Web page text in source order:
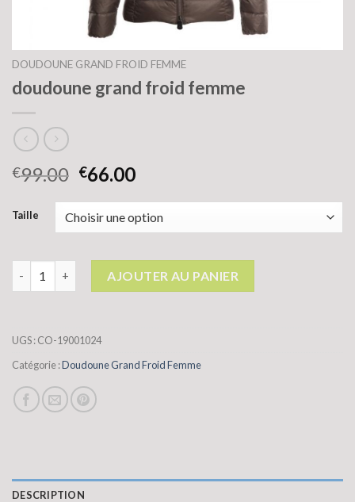
DOUDOUNE GRAND FROID FEMME
doudoune grand froid femme
€99.00 €66.00
Taille
AJOUTER AU PANIER
UGS :CO-19001024
Catégorie :Doudoune Grand Froid Femme
DESCRIPTION